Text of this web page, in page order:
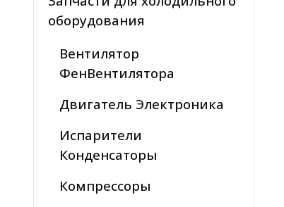
оборудования
Вентилятор
ФенВентилятора
Двигатель Электроника
Испарители
Конденсаторы
Компрессоры